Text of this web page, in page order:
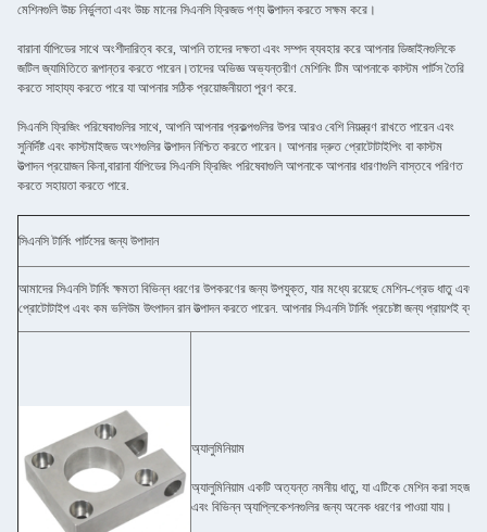
মেশিনগুলি উচ্চ নির্ভুলতা এবং উচ্চ মানের সিএনসি ফ্রিজড পণ্য উত্পাদন করতে সক্ষম করে।
বারানা র্যাপিডের সাথে অংশীদারিত্ব করে, আপনি তাদের দক্ষতা এবং সম্পদ ব্যবহার করে আপনার ডিজাইনগুলিকে
জটিল জ্যামিতিতে রূপান্তর করতে পারেন।তাদের অভিজ্ঞ অভ্যন্তরীণ মেশিনিং টিম আপনাকে কাস্টম পার্টস তৈরি
করতে সাহায্য করতে পারে যা আপনার সঠিক প্রয়োজনীয়তা পূরণ করে.
সিএনসি ফ্রিজিং পরিষেবাগুলির সাথে, আপনি আপনার প্রকল্পগুলির উপর আরও বেশি নিয়ন্ত্রণ রাখতে পারেন এবং
সুনির্দিষ্ট এবং কাস্টমাইজড অংশগুলির উত্পাদন নিশ্চিত করতে পারেন। আপনার দ্রুত প্রোটোটাইপিং বা কাস্টম
উত্পাদন প্রয়োজন কিনা,বারানা র্যাপিডের সিএনসি ফ্রিজিং পরিষেবাগুলি আপনাকে আপনার ধারণাগুলি বাস্তবে পরিণত
করতে সহায়তা করতে পারে.
সিএনসি টার্নিং পার্টসের জন্য উপাদান
আমাদের সিএনসি টার্নিং ক্ষমতা বিভিন্ন ধরণের উপকরণের জন্য উপযুক্ত, যার মধ্যে রয়েছে মেশিন-গ্রেড ধাতু
প্রোটোটাইপ এবং কম ভলিউম উৎপাদন রান উত্পাদন করতে পারেন. আপনার সিএনসি টার্নিং প্রচেষ্টা জন্য প্রায়শই
অ্যালুমিনিয়াম
অ্যালুমিনিয়াম একটি অত্যন্ত নমনীয় ধাতু, যা এটিকে মেশিন করা সহজ
এবং বিভিন্ন অ্যাপ্লিকেশনগুলির জন্য অনেক ধরণের পাওয়া যায়।